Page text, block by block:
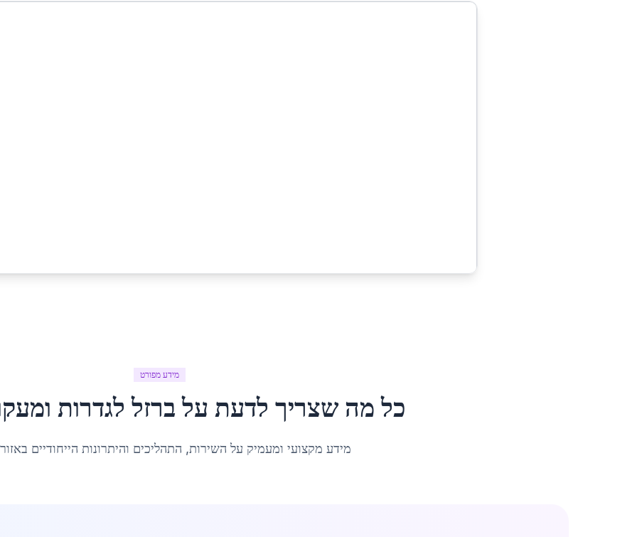
מידע מפורט
כל מה שצריך לדעת על ברזל לגדרות
מידע מקצועי ומעמיק על השירות, התהליכים והיתרונות הייחודיים